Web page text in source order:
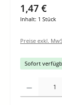
1,47 €
Inhalt: 1 Stück
Preise exkl.
Sofort